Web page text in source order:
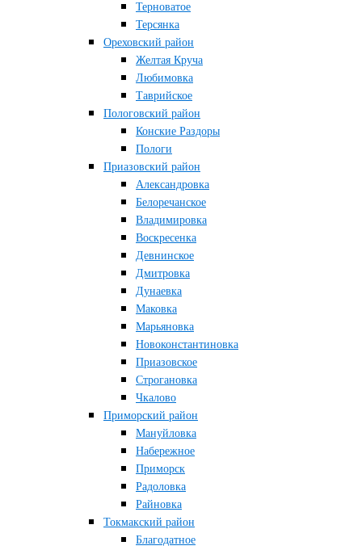
Терноватое
Терсянка
Ореховский район
Желтая Круча
Любимовка
Таврийское
Пологовский район
Конские Раздоры
Пологи
Приазовский район
Александровка
Белоречанское
Владимировка
Воскресенка
Девнинское
Дмитровка
Дунаевка
Маковка
Марьяновка
Новоконстантиновка
Приазовское
Строгановка
Чкалово
Приморский район
Мануйловка
Набережное
Приморск
Радоловка
Райновка
Токмакский район
Благодатное